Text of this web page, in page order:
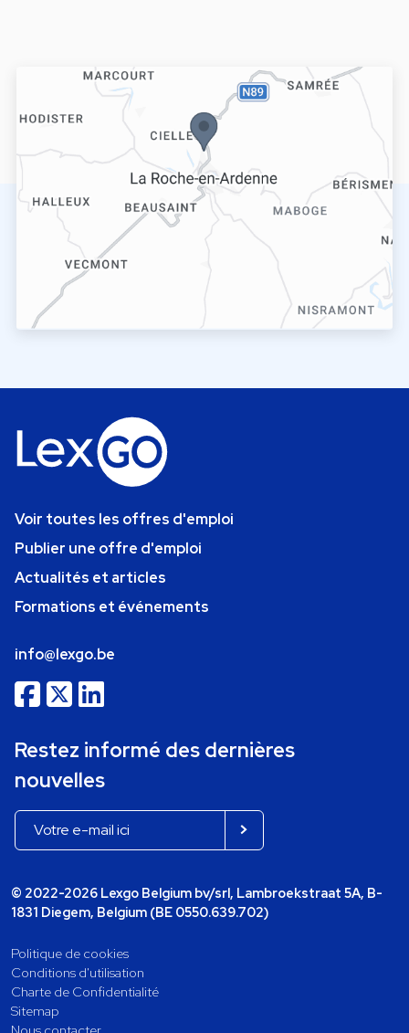
Voir toutes les offres d'emploi
Publier une offre d'emploi
Actualités et articles
Formations et événements
info@lexgo.be
Restez informé des dernières
nouvelles
© 2022-2026 Lexgo Belgium bv/srl, Lambroekstraat 5A, B-
1831 Diegem, Belgium (BE 0550.639.702)
Politique de cookies
Conditions d'utilisation
Charte de Confidentialité
Sitemap